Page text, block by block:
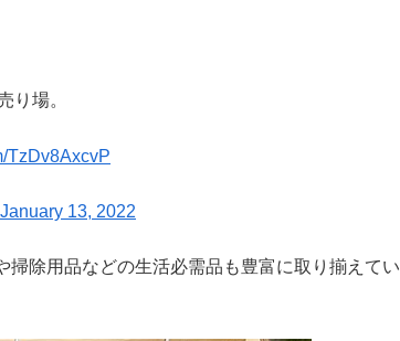
り場。
TzDv8AxcvP
January 13, 2022
除用品などの生活必需品も豊富に取り揃えてい